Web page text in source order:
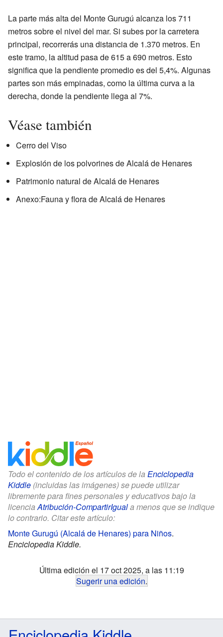
La parte más alta del Monte Gurugú alcanza los 711
metros sobre el nivel del mar. Si subes por la carretera
principal, recorrerás una distancia de 1.370 metros. En
este tramo, la altitud pasa de 615 a 690 metros. Esto
significa que la pendiente promedio es del 5,4%. Algunas
partes son más empinadas, como la última curva a la
derecha, donde la pendiente llega al 7%.
Véase también
Cerro del Viso
Explosión de los polvorines de Alcalá de Henares
Patrimonio natural de Alcalá de Henares
Anexo:Fauna y flora de Alcalá de Henares
Todo el contenido de los artículos de la Enciclopedia
Kiddle (incluidas las imágenes) se puede utilizar
libremente para fines personales y educativos bajo la
licenciaAtribución-CompartirIguala menos que se indique
lo contrario. Citar este artículo:
Monte Gurugú (Alcalá de Henares) para Niños.
Enciclopedia Kiddle.
Última edición el 17 oct 2025, a las 11:19
Sugerir una edición.